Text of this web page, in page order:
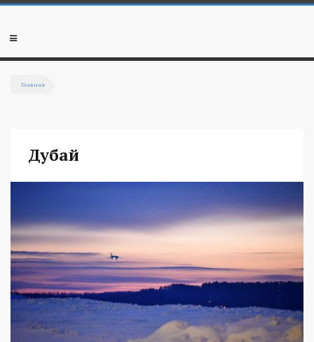
Перейти к основному содержанию
Мобильное
Главная
Дубай